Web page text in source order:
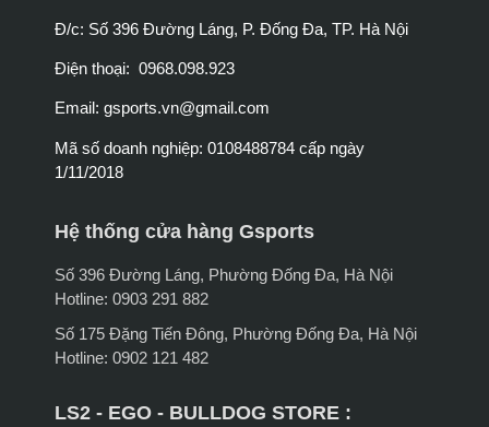
Đ/c: Số 396 Đường Láng, P. Đống Đa, TP. Hà Nội
Điện thoại: 0968.098.923
Email: gsports.vn@gmail.com
Mã số doanh nghiệp: 0108488784 cấp ngày
1/11/2018
Hệ thống cửa hàng Gsports
Số 396 Đường Láng, Phường Đống Đa, Hà Nội
Hotline: 0903 291 882
Số 175 Đặng Tiến Đông, Phường Đống Đa, Hà Nội
Hotline: 0902 121 482
LS2 - EGO - BULLDOG STORE :